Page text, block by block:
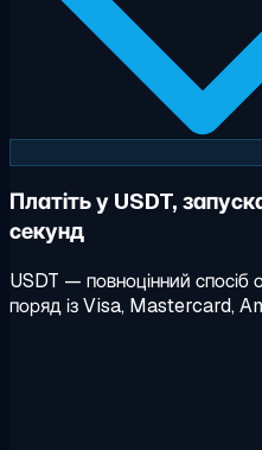
Платіть у USDT,
секунд
USDT — повноцінний спосіб
поряд із Visa, Mastercard,